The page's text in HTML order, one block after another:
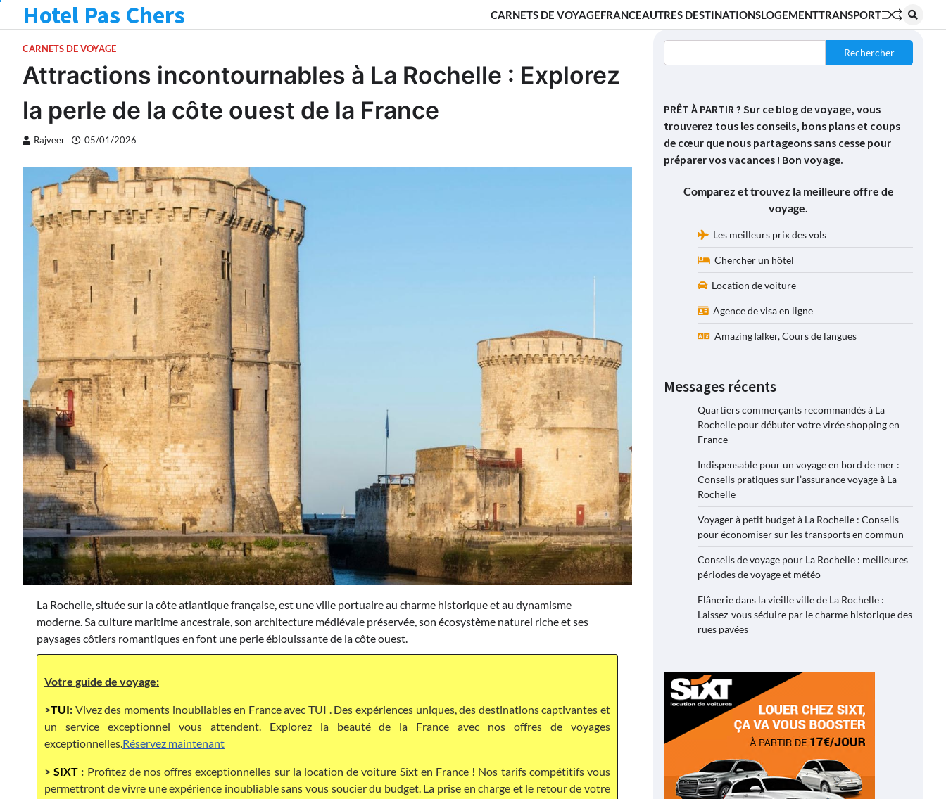
Hotel Pas Chers CARNETS DE VOYAGEFRANCEAUTRES DESTINATIONSLOGEMENTTRANSPORT
CARNETS DE VOYAGE
Attractions incontournables à La Rochelle : Explorez
la perle de la côte ouest de la France
Rajveer 05/01/2026
La Rochelle, située sur la côte atlantique française, est une ville portuaire au charme historique et au dynamisme
moderne. Sa culture maritime ancestrale, son architecture médiévale préservée, son écosystème naturel riche et ses
paysages côtiers romantiques en font une perle éblouissante de la côte ouest.
Votre guide de voyage:
>TUI: Vivez des moments inoubliables en France avec TUI . Des expériences uniques, des destinations captivantes et
un service exceptionnel vous attendent. Explorez la beauté de la France avec nos offres de voyages
exceptionnelles.Réservez maintenant
>SIXT : Profitez de nos offres exceptionnelles sur la location de voiture Sixt en France ! Nos tarifs compétitifs vous
permettront de vivre une expérience inoubliable sans vous soucier du budget. La prise en charge et le retour de votre
Rechercher
PRÊT À PARTIR ? Sur ce blog de voyage, vous
trouverez tous les conseils, bons plans et coups
de cœur que nous partageons sans cesse pour
préparer vos vacances ! Bon voyage.
Comparez et trouvez la meilleure offre de
voyage.
Les meilleurs prix des vols
Chercher un hôtel
Location de voiture
Agence de visa en ligne
AmazingTalker, Cours de langues
Messages récents
Quartiers commerçants recommandés à La
Rochelle pour débuter votre virée shopping en
France
Indispensable pour un voyage en bord de mer :
Conseils pratiques sur l’assurance voyage à La
Rochelle
Voyager à petit budget à La Rochelle : Conseils
pour économiser sur les transports en commun
Conseils de voyage pour La Rochelle : meilleures
périodes de voyage et météo
Flânerie dans la vieille ville de La Rochelle :
Laissez-vous séduire par le charme historique des
rues pavées